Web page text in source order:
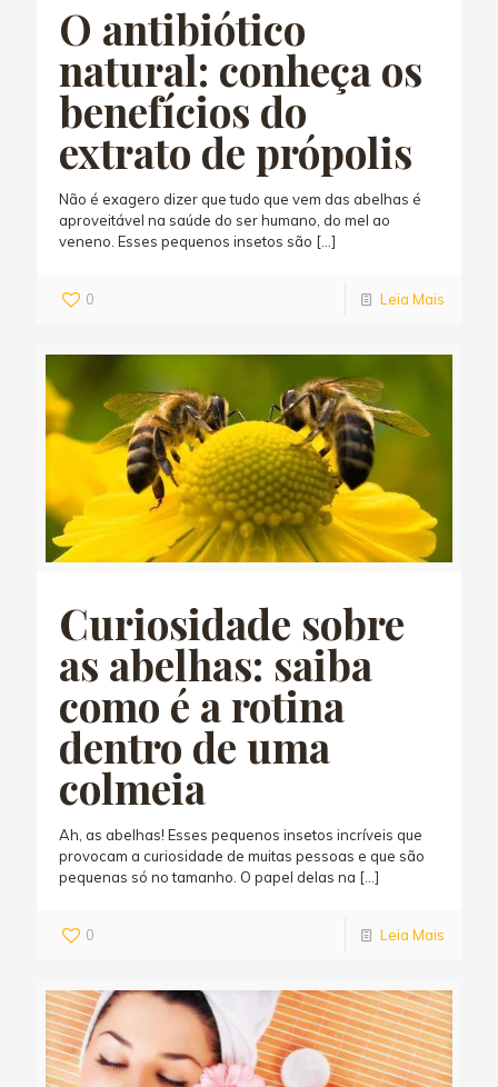
O antibiótico
natural: conheça os
benefícios do
extrato de própolis
Não é exagero dizer que tudo que vem das abelhas é
aproveitável na saúde do ser humano, do mel ao
veneno. Esses pequenos insetos são […]
0 Leia Mais
Curiosidade sobre
as abelhas: saiba
como é a rotina
dentro de uma
colmeia
Ah, as abelhas! Esses pequenos insetos incríveis que
provocam a curiosidade de muitas pessoas e que são
pequenas só no tamanho. O papel delas na […]
0 Leia Mais